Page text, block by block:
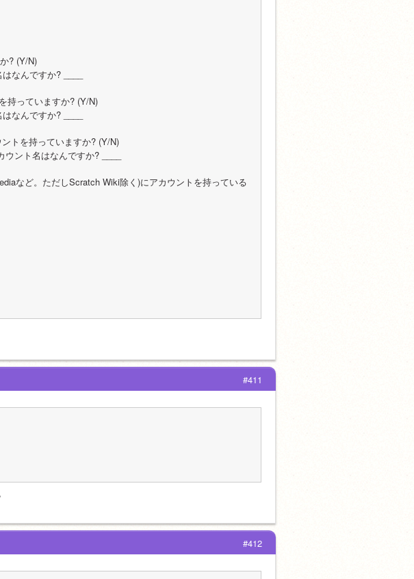
? (Y/N)
なんですか? ____
持っていますか? (Y/N)
なんですか? ____
トを持っていますか? (Y/N)
ント名はなんですか? ____
など。ただしScratch Wiki除く)にアカウントを持っている
#411
#412